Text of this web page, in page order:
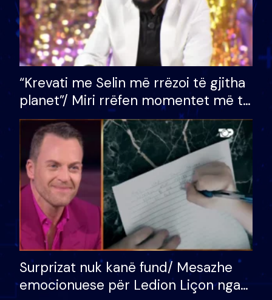
“Krevati me Selin më rrëzoi të gjitha
planet”/ Miri rrëfen momentet më të
bukura në shtëpinë e BB VIP: Do më
mungojë zilja e mëngjesit kur…
Surprizat nuk kanë fund/ Mesazhe
emocionuese për Ledion Liçon nga